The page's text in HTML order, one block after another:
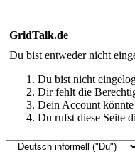
GridTalk.de
Du bist entweder nicht
Du bist nicht
Dir fehlt die
Dein Account
Du rufst diese Seite